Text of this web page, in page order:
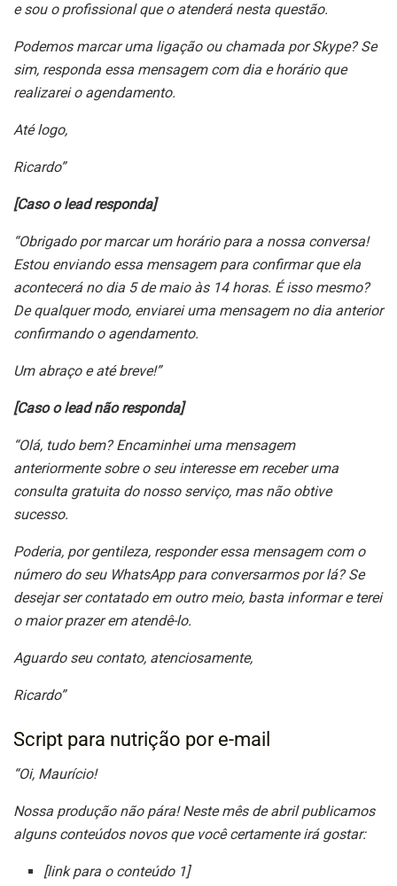
e sou o profissional que o atenderá nesta questão.
Podemos marcar uma ligação ou chamada por Skype? Se
sim, responda essa mensagem com dia e horário que
realizarei o agendamento.
Até logo,
Ricardo”
[Caso o lead responda]
“Obrigado por marcar um horário para a nossa conversa!
Estou enviando essa mensagem para confirmar que ela
acontecerá no dia 5 de maio às 14 horas. É isso mesmo?
De qualquer modo, enviarei uma mensagem no dia anterior
confirmando o agendamento.
Um abraço e até breve!”
[Caso o lead não responda]
“Olá, tudo bem? Encaminhei uma mensagem
anteriormente sobre o seu interesse em receber uma
consulta gratuita do nosso serviço, mas não obtive
sucesso.
Poderia, por gentileza, responder essa mensagem com o
número do seu WhatsApp para conversarmos por lá? Se
desejar ser contatado em outro meio, basta informar e terei
o maior prazer em atendê-lo.
Aguardo seu contato, atenciosamente,
Ricardo”
Script para nutrição por e-mail
“Oi, Maurício!
Nossa produção não pára! Neste mês de abril publicamos
alguns conteúdos novos que você certamente irá gostar:
[link para o conteúdo 1]